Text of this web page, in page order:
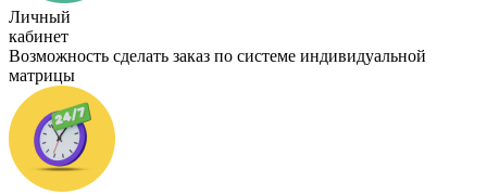
Личный
кабинет
Возможность сделать заказ по системе индивидуальной
матрицы